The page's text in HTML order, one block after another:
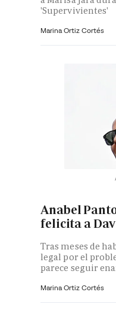
'Supervivientes'
Marina Ortiz Cortés
Anabel
felicita a
Tras meses de
legal por el
parece seguir
Marina Ortiz Cortés